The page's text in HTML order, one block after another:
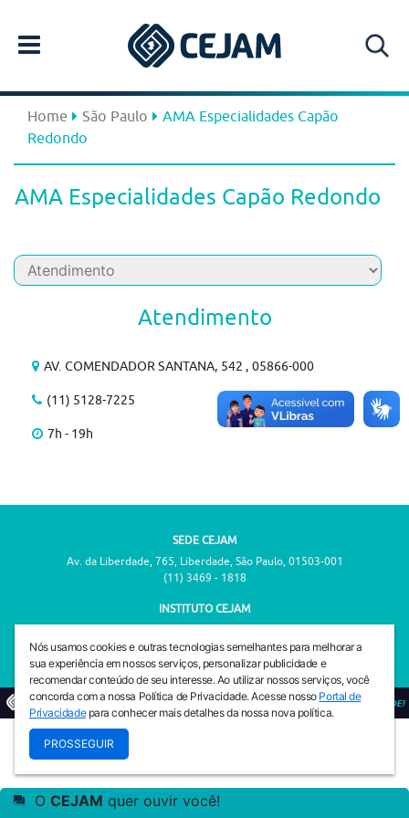
Home São Paulo
AMA Especialidades Capão
Redondo
AMA Especialidades Capão Redondo
Atendimento
AV. COMENDADOR SANTANA, 542 , 05866-000
(11) 5128-7225
7h - 19h
SEDE CEJAM
Av. da Liberdade, 765, Liberdade, São Paulo, 01503-001
(11) 3469 - 1818
INSTITUTO CEJAM
(11) 3469 - 1818
© 2026 PREVENIR É VIVER COM QUALIDADE!
Nós usamos cookies e outras tecnologias semelhantes para melhorar a
sua experiência em nossos serviços, personalizar publicidade e
recomendar conteúdo de seu interesse. Ao utilizar nossos serviços, você
concorda com a nossa Política de Privacidade. Acesse nosso Portal de
Privacidadepara conhecer mais detalhes da nossa nova política.
PROSSEGUIR
O CEJAM quer ouvir você!